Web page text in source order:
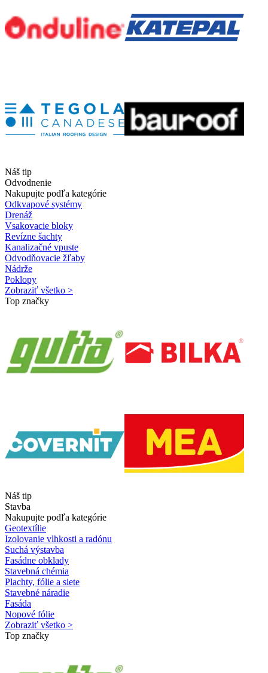
Náš tip
Odvodnenie
Nakupujte podľa kategórie
Odkvapové systémy
Drenáž
Vsakovacie bloky
Revízne šachty
Kanalizačné vpuste
Odvodňovacie žľaby
Nádrže
Poklopy
Zobraziť všetko >
Top značky
Náš tip
Stavba
Nakupujte podľa kategórie
Geotextílie
Izolovanie vlhkosti a radónu
Suchá výstavba
Fasádne obklady
Stavebná chémia
Plachty, fólie a siete
Stavebné náradie
Fasáda
Nopové fólie
Zobraziť všetko >
Top značky